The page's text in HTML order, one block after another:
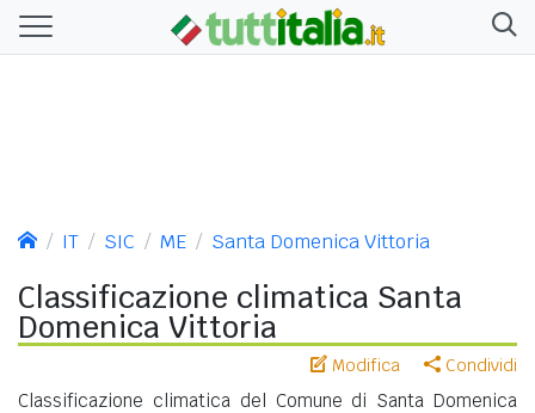
IT SIC ME Santa Domenica Vittoria
Classificazione climatica Santa
Domenica Vittoria
Modifica Condividi
Classificazione climatica del Comune di Santa Domenica